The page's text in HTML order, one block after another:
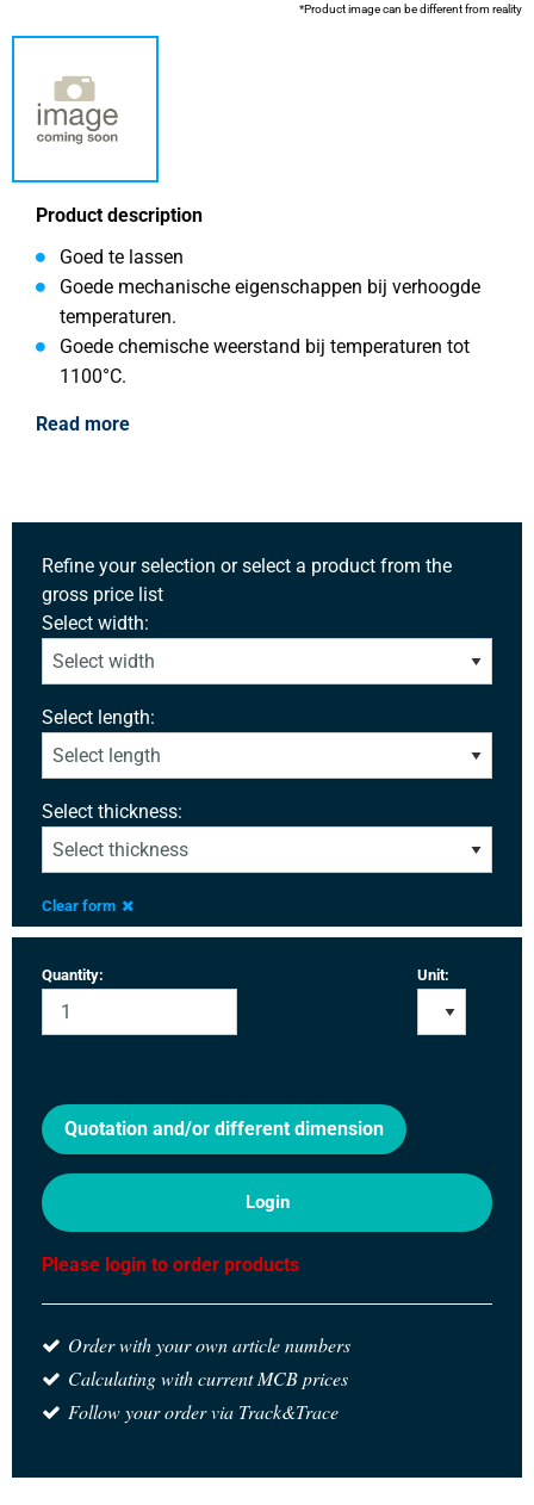
*Product image can be different from reality
Product description
Goed te lassen
Goede mechanische eigenschappen bij verhoogde
temperaturen.
Goede chemische weerstand bij temperaturen tot
1100°C.
Read more
Refine your selection or select a product from the
gross price list
Select width:
Select length:
Select thickness:
Clear form
Quantity: Unit:
Quotation and/or different dimension
Login
Please login to order products
Order with your own article numbers
Calculating with current MCB prices
Follow your order via Track&Trace